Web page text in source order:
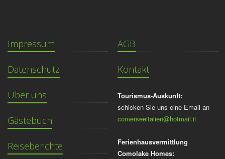
Impressum
Datenschutz
Über uns
Gästebuch
Reiseberichte
AGB
Kontakt
Tourismus-Auskunft:
schicken Sie uns eine Email an
comerseeitalien@hotmail.it
Ferienhausvermittlung
Comolake Homes: